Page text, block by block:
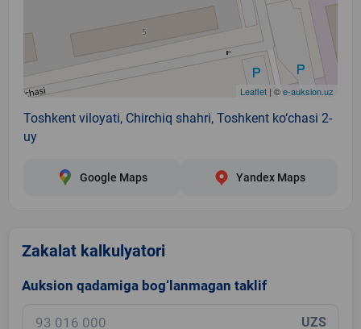
Leaflet | ©e-auksion.uz
Toshkent viloyati, Chirchiq shahri, Toshkent ko‘chasi 2-
uy
Google Maps Yandex Maps
Zakalat kalkulyatori
Auksion qadamiga bog‘lanmagan taklif
UZS